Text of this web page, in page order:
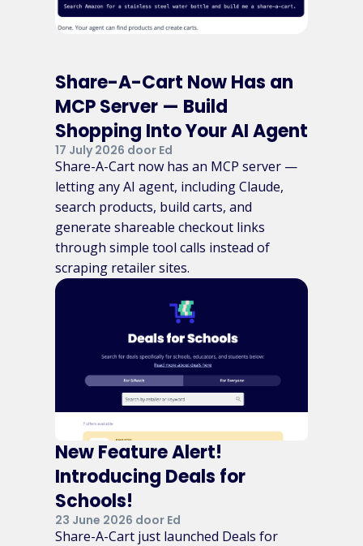
Share-A-Cart Now Has an
MCP Server — Build
Shopping Into Your AI Agent
17 July 2026 door Ed
Share-A-Cart now has an MCP server —
letting any AI agent, including Claude,
search products, build carts, and
generate shareable checkout links
through simple tool calls instead of
scraping retailer sites.
New Feature Alert!
Introducing Deals for
Schools!
23 June 2026 door Ed
Share-A-Cart just launched Deals for